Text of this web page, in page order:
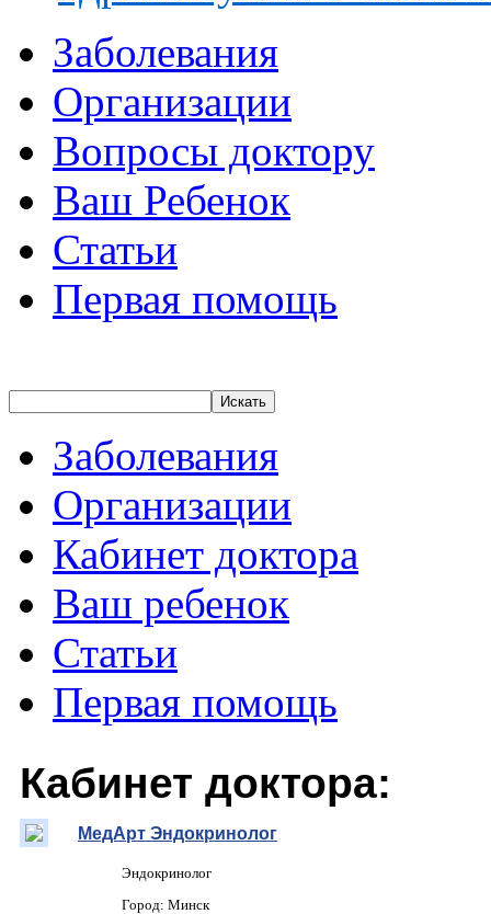
Заболевания
Организации
Вопросы доктору
Ваш Ребенок
Статьи
Первая помощь
Искать
Заболевания
Организации
Кабинет доктора
Ваш ребенок
Статьи
Первая помощь
Кабинет доктора:
МедАрт Эндокринолог
Эндокринолог
Город: Минск